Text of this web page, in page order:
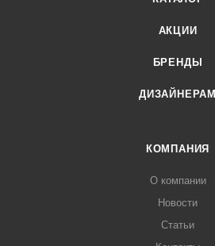
АКЦИИ
БРЕНДЫ
ДИЗАЙНЕРАМ
КОМПАНИЯ
О компании
Новости
Статьи